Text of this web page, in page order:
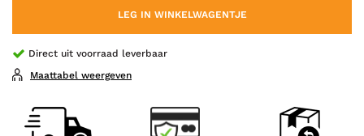
LEG IN WINKELWAGENTJE
Direct uit voorraad leverbaar
Maattabel weergeven